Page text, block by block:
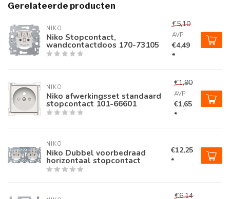
Gerelateerde producten
NIKO
Niko Stopcontact,
wandcontactdoos 170-73105
€5,10
AVP
€4,49
*
NIKO
Niko afwerkingsset standaard
stopcontact 101-66601
€1,90
AVP
€1,65
*
NIKO
Niko Dubbel voorbedraad
horizontaal stopcontact
€12,25
*
€6,14